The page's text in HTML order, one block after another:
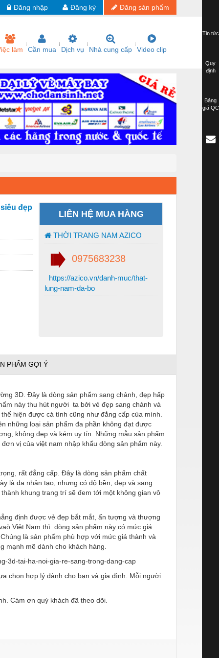
Đăng sản phẩm
Đăng ký
Đăng nhập
làm Cần mua Dịch vụ Nhà cung cấp Video clip
đẹp
LIÊN HỆ MUA HÀNG
THỜI TRANG NAM AZICO
0975683238
https://azico.vn/danh-muc/that-
lung-nam-da-bo
PHẨM GỢI Ý
3D. Đây là dòng sản phẩm sang chảnh, đẹp hấp
này thu hút người ta bởi vẻ đẹp sang chảnh và
hiện được cá tính cũng như đẳng cấp của mình.
những loại sản phẩm đa phần không đạt được
không đẹp và kém uy tín. Những mẫu sản phẩm
vị của việt nam nhập khẩu dòng sản phẩm này.
rất đẳng cấp. Đây là dòng sản phẩm chất
là da nhân tạo, nhưng có độ bền, đẹp và sang
khung trang trí sẽ đem tới một không gian vô
định được vẻ đẹp bắt mắt, ấn tượng và thượng
Việt Nam thì dòng sản phẩm này có mức giá
là sản phẩm phù hợp với mức giá thành và
mạnh mẽ dành cho khách hàng.
3d-tai-ha-noi-gia-re-sang-trong-dang-cap
chọn hợp lý dành cho bạn và gia đình. Mỗi người
Cám ơn quý khách đã theo dõi.
Tin tức
Quy
định
Bảng
giá QC